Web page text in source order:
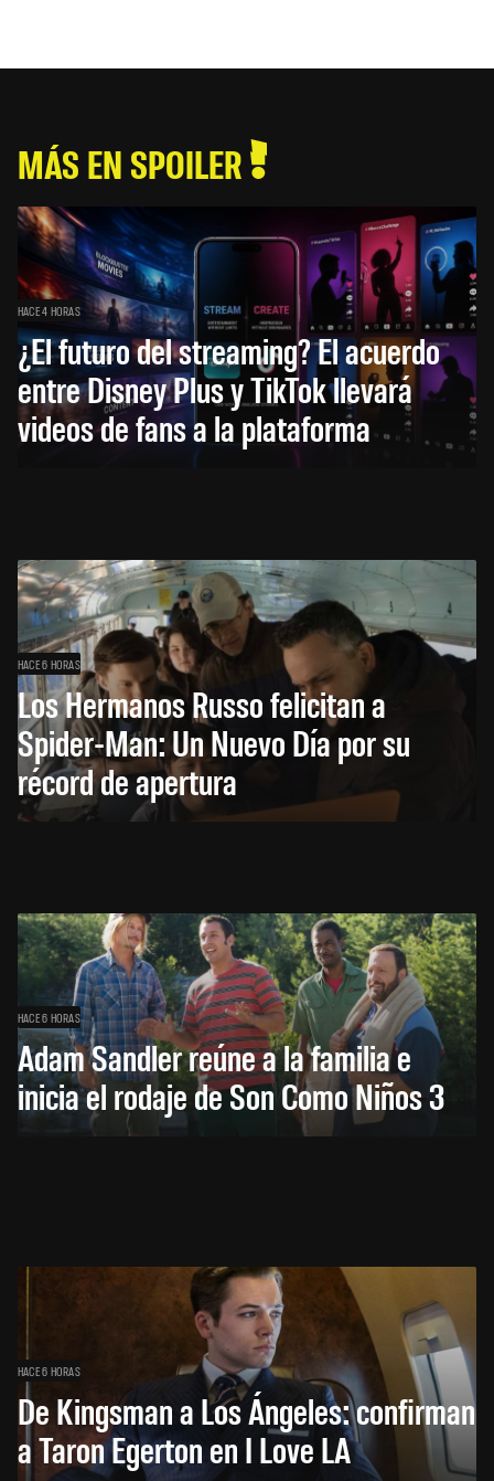
MÁS EN SPOILER
HACE 4 HORAS
¿El futuro del streaming? El acuerdo
entre Disney Plus y TikTok llevará
videos de fans a la plataforma
HACE 6 HORAS
Los Hermanos Russo felicitan a
Spider-Man: Un Nuevo Día por su
récord de apertura
HACE 6 HORAS
Adam Sandler reúne a la familia e
inicia el rodaje de Son Como Niños 3
HACE 6 HORAS
De Kingsman a Los Ángeles: confirman
a Taron Egerton en I Love LA